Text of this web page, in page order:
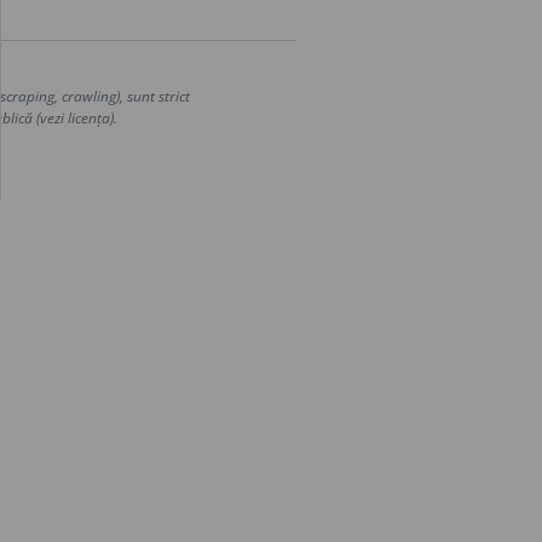
crawling), sunt strict
(vezi licența).